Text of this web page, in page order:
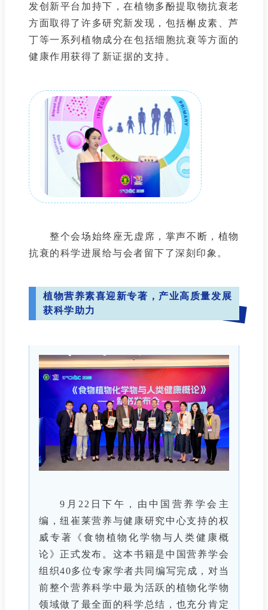
发创新平台加持下，在植物多酚提取物抗衰老
方面取得了许多研究新发现，包括槲皮素、芦
丁等一系列植物成分在包括细胞抗衰等方面的
健康作用获得了新证据的支持。
整个会场始终座无虚席，掌声不断，植物
抗衰的科学进展给与会者留下了深刻印象。
植物营养素喜迎新专著，产业高质量发展
获科学助力
9月22日下午，由中国营养学会主
编，纽崔莱营养与健康研究中心支持的权
威专著《食物植物化学物与人类健康概
论》正式发布。这本书籍是中国营养学会
组织40多位专家学者共同编写完成，对当
前整个营养科学中最为活跃的植物化学物
领域做了最全面的科学总结，也充分肯定